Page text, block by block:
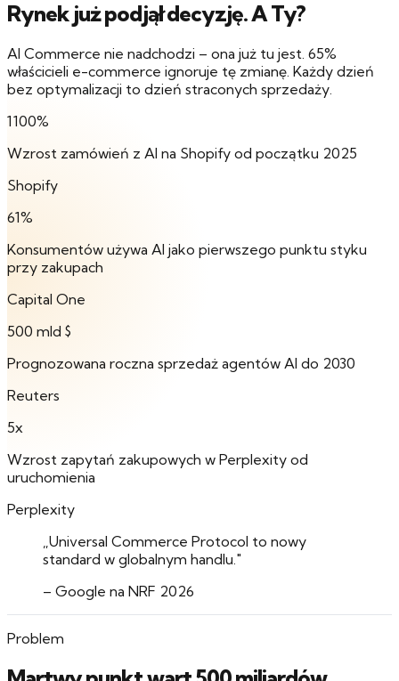
Rynek już podjął decyzję. A Ty?
AI Commerce nie nadchodzi – ona już tu jest. 65%
właścicieli e-commerce ignoruje tę zmianę. Każdy dzień
bez optymalizacji to dzień straconych sprzedaży.
1100%
Wzrost zamówień z AI na Shopify od początku 2025
Shopify
61%
Konsumentów używa AI jako pierwszego punktu styku
przy zakupach
Capital One
500 mld $
Prognozowana roczna sprzedaż agentów AI do 2030
Reuters
5x
Wzrost zapytań zakupowych w Perplexity od
uruchomienia
Perplexity
„Universal Commerce Protocol to nowy
standard w globalnym handlu."
– Google na NRF 2026
Problem